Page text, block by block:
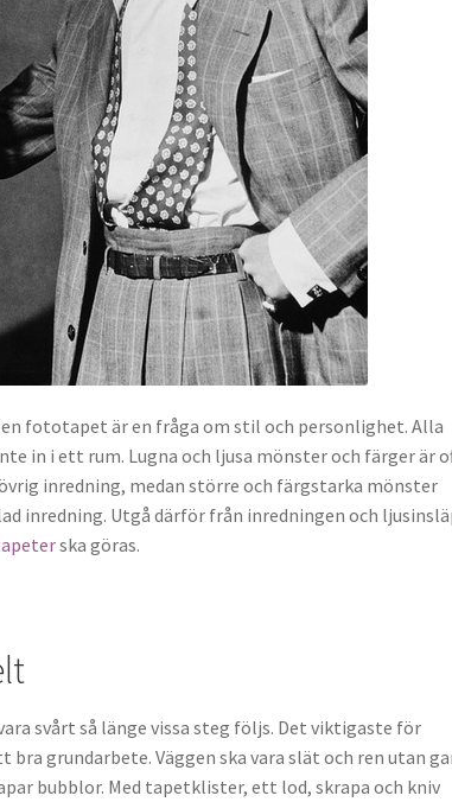
fototapet är en fråga om stil och personlighet. Alla
in i ett rum. Lugna och ljusa mönster och färger är
inredning, medan större och färgstarka mönster
inredning. Utgå därför från inredningen och
ska göras.
svårt så länge vissa steg följs. Det viktigaste för
grundarbete. Väggen ska vara slät och ren utan
bubblor. Med tapetklister, ett lod, skrapa och kniv